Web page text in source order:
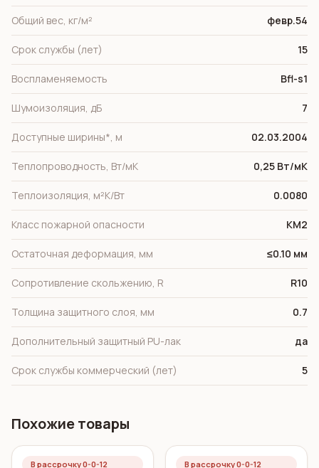
Общий вес, кг/м² февр.54
Срок службы (лет) 15
Воспламеняемость Bfl-s1
Шумоизоляция, дБ 7
Доступные ширины*, м 02.03.2004
Теплопроводность, Вт/мК 0,25 Вт/мК
Теплоизоляция, м²K/Вт 0.0080
Класс пожарной опасности КМ2
Остаточная деформация, мм ≤0.10 мм
Сопротивление скольжению, R R10
Толщина защитного слоя, мм 0.7
Дополнительный защитный PU-лак да
Срок службы коммерческий (лет) 5
Похожие товары
В рассрочку 0-0-12 В рассрочку 0-0-12